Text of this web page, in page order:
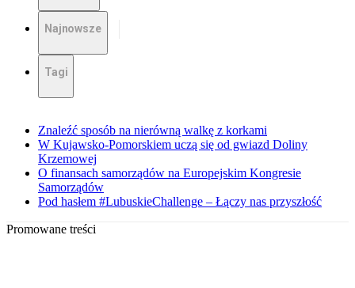
Najnowsze
Tagi
Znaleźć sposób na nierówną walkę z korkami
W Kujawsko-Pomorskiem uczą się od gwiazd Doliny
Krzemowej
O finansach samorządów na Europejskim Kongresie
Samorządów
Pod hasłem #LubuskieChallenge – Łączy nas przyszłość
Promowane treści